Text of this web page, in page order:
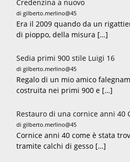
Credenzina a nuovo
di gilberto.merlino@45
Era il 2009 quando da un
di pioppo, della misura […]
Sedia primi 900 stile Luigi 16
di gilberto.merlino@45
Regalo di un mio amico
costruita nei primi 900 e […]
Restauro di una cornice anni 40
di gilberto.merlino@45
Cornice anni 40 come è stata
tramite calchi di gesso […]